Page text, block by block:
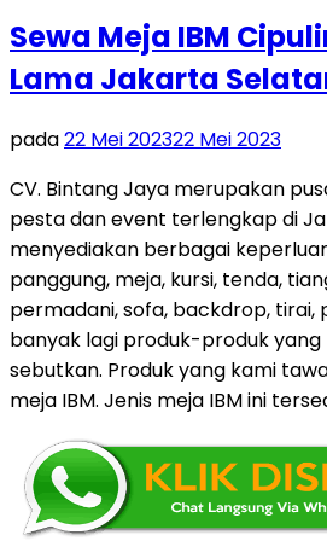
Sewa Meja IBM
Lama Jakarta
pada22 Mei 202322 Mei 2023
CV. Bintang Jaya merupakan
pesta dan event terlengkap di
menyediakan berbagai
panggung, meja, kursi, tenda,
permadani, sofa, backdrop, tirai,
banyak lagi produk-produk
sebutkan. Produk yang kami
meja IBM. Jenis meja IBM ini